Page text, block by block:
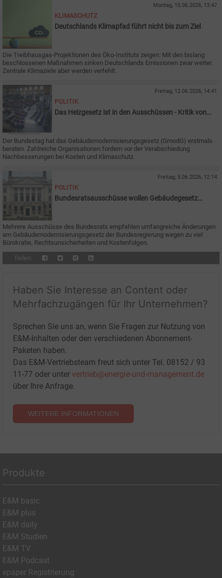
Montag, 15.06.2026, 13:47
KLIMASCHUTZ
Deutschlands Klimapfad führt nicht bis zum Ziel
Die Treibhausgas-Projektionen des Öko-Instituts zeigen: Mit den bislang
beschlossenen Maßnahmen sinken Deutschlands Emissionen zwar weiter.
Zentrale Klimaziele aber werden verfehlt.
Freitag, 12.06.2026, 14:41
POLITIK
Das Heizgesetz ist in den Ausschüssen - Kritik von
Der Bundestag hat das Gebäudemodernisierungsgesetz (GmodG) erstmals
beraten. Zahlreiche Organisationen fordern vor der Verabschiedung
Nachbesserungen bei Kosten und Klimaschutz.
Freitag, 5.06.2026, 12:14
POLITIK
Bundesratsausschüsse wollen Gebäudegesetz
Mehrere Ausschüsse des Bundesrats empfehlen umfangreiche Änderungen
am Gebäudemodernisierungsgesetz der Bundesregierung wegen zu viel
Bürokratie, Rechtsunsicherheiten und Kostenfolgen.
Teilen:
Haben Sie Interesse an Content oder
Mehrfachzugängen für Ihr Unternehmen?
Sprechen Sie uns an, wenn Sie Fragen zur Nutzung von
E&M-Inhalten oder den verschiedenen Abonnement-
Paketen haben.
Das E&M-Vertriebsteam freut sich unter Tel. 08152 / 93
11-77 oder unter vertrieb@energie-und-management.de
über Ihre Anfrage.
WEITERE INFORMATIONEN
Produkte
E&M basic
E&M plus
E&M daily
E&M Studien
E&M TV
E&M Podcast
epaper Registrierung